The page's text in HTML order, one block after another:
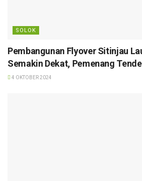
SOLOK
Pembangunan Flyover Sitinjau
Semakin Dekat, Pemenang
4 OKTOBER 2024